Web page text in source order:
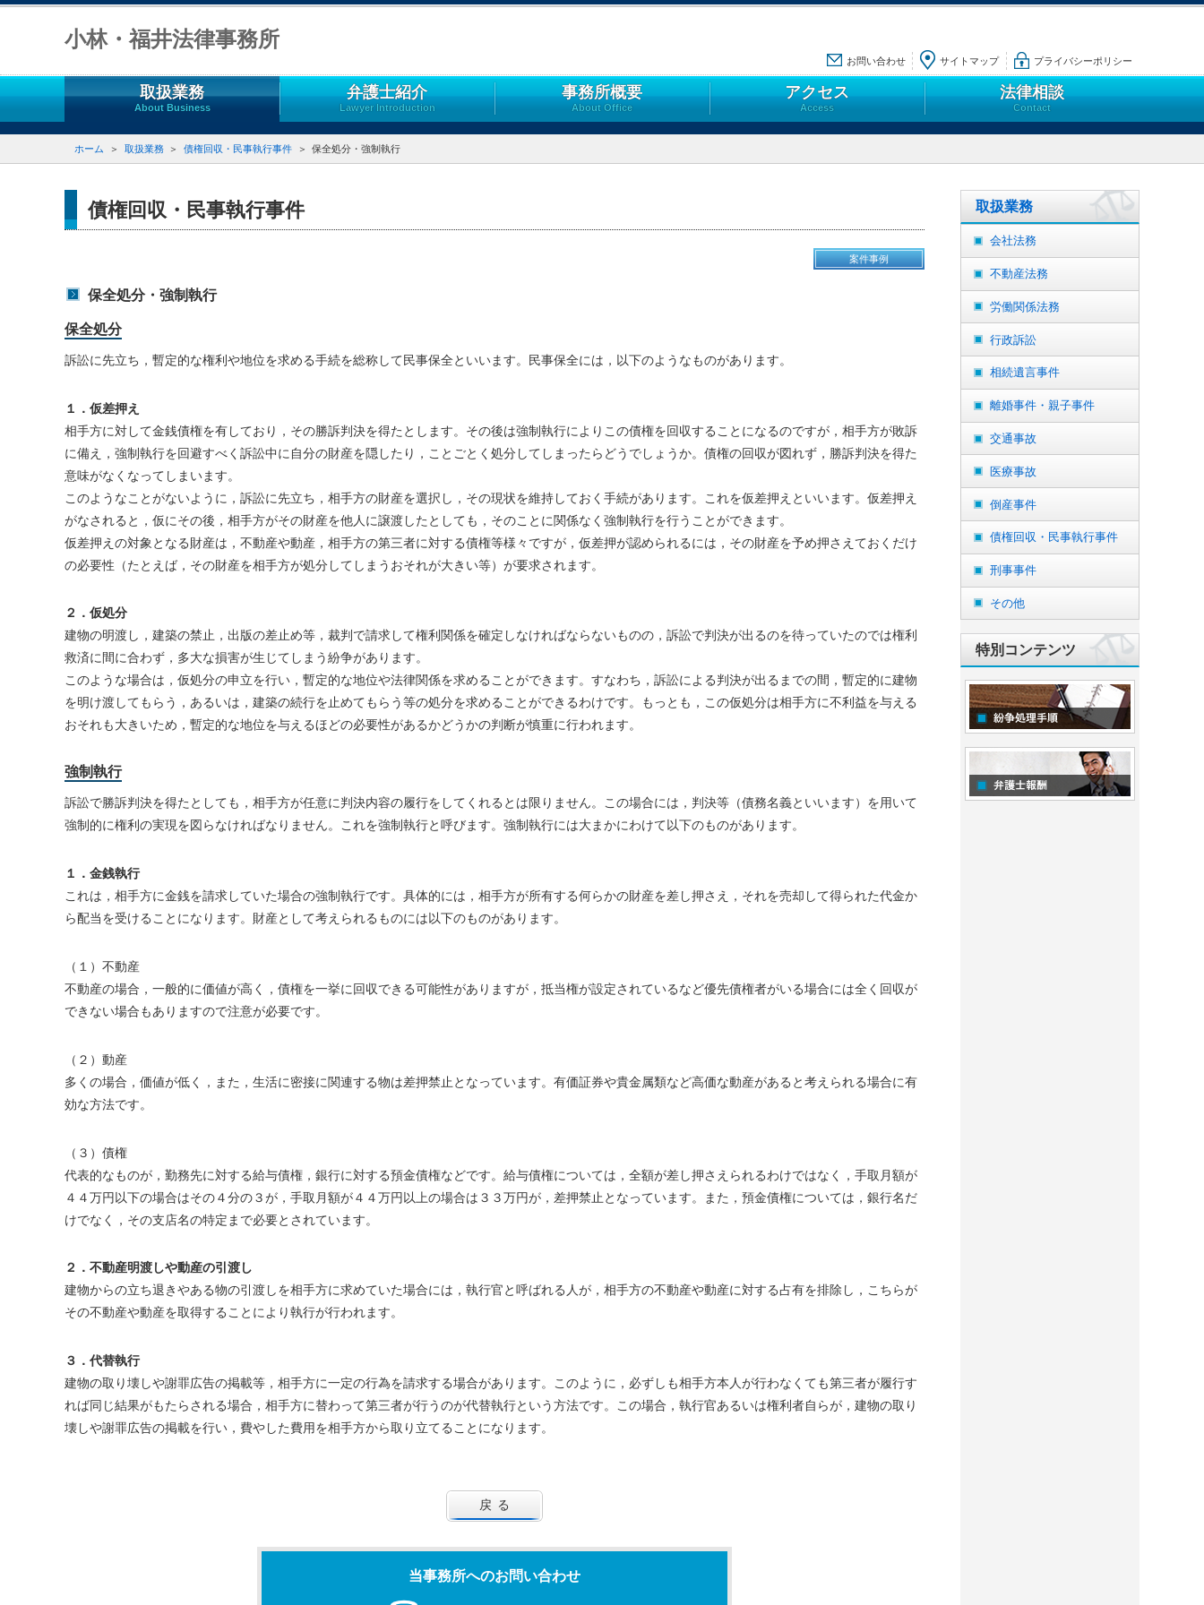
小林・福井法律事務所
お問い合わせ サイトマップ プライバシーポリシー
取扱業務
About Business
弁護士紹介
Lawyer Introduction
事務所概要
About Office
アクセス
Access
法律相談
Contact
ホーム 取扱業務 債権回収・民事執行事件 保全処分・強制執行
債権回収・民事執行事件
案件事例
保全処分・強制執行
保全処分
訴訟に先立ち，暫定的な権利や地位を求める手続を総称して民事保全といいます。民事保全には，以下のようなものがあります。
１．仮差押え
相手方に対して金銭債権を有しており，その勝訴判決を得たとします。その後は強制執行によりこの債権を回収することになるのですが，相手方が敗訴
に備え，強制執行を回避すべく訴訟中に自分の財産を隠したり，ことごとく処分してしまったらどうでしょうか。債権の回収が図れず，勝訴判決を得た
意味がなくなってしまいます。
このようなことがないように，訴訟に先立ち，相手方の財産を選択し，その現状を維持しておく手続があります。これを仮差押えといいます。仮差押え
がなされると，仮にその後，相手方がその財産を他人に譲渡したとしても，そのことに関係なく強制執行を行うことができます。
仮差押えの対象となる財産は，不動産や動産，相手方の第三者に対する債権等様々ですが，仮差押が認められるには，その財産を予め押さえておくだけ
の必要性（たとえば，その財産を相手方が処分してしまうおそれが大きい等）が要求されます。
２．仮処分
建物の明渡し，建築の禁止，出版の差止め等，裁判で請求して権利関係を確定しなければならないものの，訴訟で判決が出るのを待っていたのでは権利
救済に間に合わず，多大な損害が生じてしまう紛争があります。
このような場合は，仮処分の申立を行い，暫定的な地位や法律関係を求めることができます。すなわち，訴訟による判決が出るまでの間，暫定的に建物
を明け渡してもらう，あるいは，建築の続行を止めてもらう等の処分を求めることができるわけです。もっとも，この仮処分は相手方に不利益を与える
おそれも大きいため，暫定的な地位を与えるほどの必要性があるかどうかの判断が慎重に行われます。
強制執行
訴訟で勝訴判決を得たとしても，相手方が任意に判決内容の履行をしてくれるとは限りません。この場合には，判決等（債務名義といいます）を用いて
強制的に権利の実現を図らなければなりません。これを強制執行と呼びます。強制執行には大まかにわけて以下のものがあります。
１．金銭執行
これは，相手方に金銭を請求していた場合の強制執行です。具体的には，相手方が所有する何らかの財産を差し押さえ，それを売却して得られた代金か
ら配当を受けることになります。財産として考えられるものには以下のものがあります。
（１）不動産
不動産の場合，一般的に価値が高く，債権を一挙に回収できる可能性がありますが，抵当権が設定されているなど優先債権者がいる場合には全く回収が
できない場合もありますので注意が必要です。
（２）動産
多くの場合，価値が低く，また，生活に密接に関連する物は差押禁止となっています。有価証券や貴金属類など高価な動産があると考えられる場合に有
効な方法です。
（３）債権
代表的なものが，勤務先に対する給与債権，銀行に対する預金債権などです。給与債権については，全額が差し押さえられるわけではなく，手取月額が
４４万円以下の場合はその４分の３が，手取月額が４４万円以上の場合は３３万円が，差押禁止となっています。また，預金債権については，銀行名だ
けでなく，その支店名の特定まで必要とされています。
２．不動産明渡しや動産の引渡し
建物からの立ち退きやある物の引渡しを相手方に求めていた場合には，執行官と呼ばれる人が，相手方の不動産や動産に対する占有を排除し，こちらが
その不動産や動産を取得することにより執行が行われます。
３．代替執行
建物の取り壊しや謝罪広告の掲載等，相手方に一定の行為を請求する場合があります。このように，必ずしも相手方本人が行わなくても第三者が履行す
れば同じ結果がもたらされる場合，相手方に替わって第三者が行うのが代替執行という方法です。この場合，執行官あるいは権利者自らが，建物の取り
壊しや謝罪広告の掲載を行い，費やした費用を相手方から取り立てることになります。
戻る
当事務所へのお問い合わせ
取扱業務
会社法務
不動産法務
労働関係法務
行政訴訟
相続遺言事件
離婚事件・親子事件
交通事故
医療事故
倒産事件
債権回収・民事執行事件
刑事事件
その他
特別コンテンツ